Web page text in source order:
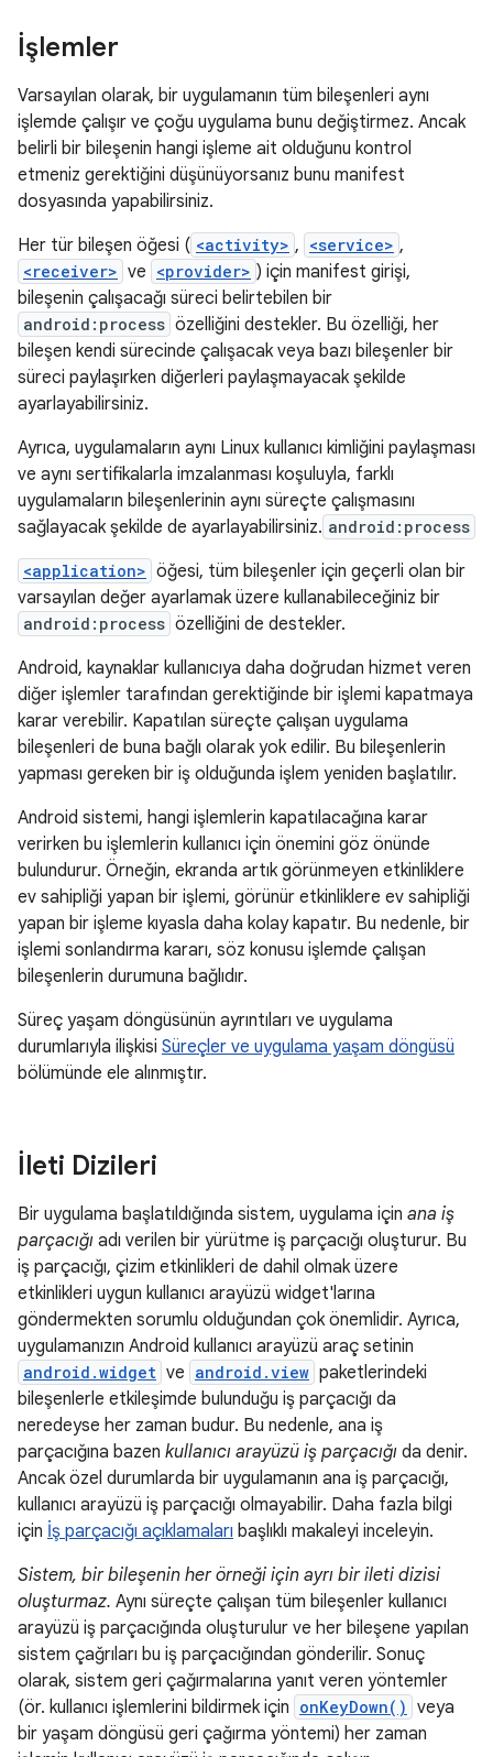
İşlemler
Varsayılan olarak, bir uygulamanın tüm bileşenleri aynı
işlemde çalışır ve çoğu uygulama bunu değiştirmez. Ancak
belirli bir bileşenin hangi işleme ait olduğunu kontrol
etmeniz gerektiğini düşünüyorsanız bunu manifest
dosyasında yapabilirsiniz.
Her tür bileşen öğesi ( <activity> , <service> ,
<receiver> ve <provider> ) için manifest girişi,
bileşenin çalışacağı süreci belirtebilen bir
android:process özelliğini destekler. Bu özelliği, her
bileşen kendi sürecinde çalışacak veya bazı bileşenler bir
süreci paylaşırken diğerleri paylaşmayacak şekilde
ayarlayabilirsiniz.
Ayrıca, uygulamaların aynı Linux kullanıcı kimliğini paylaşması
ve aynı sertifikalarla imzalanması koşuluyla, farklı
uygulamaların bileşenlerinin aynı süreçte çalışmasını
sağlayacak şekilde de ayarlayabilirsiniz. android:process
<application> öğesi, tüm bileşenler için geçerli olan bir
varsayılan değer ayarlamak üzere kullanabileceğiniz bir
android:process özelliğini de destekler.
Android, kaynaklar kullanıcıya daha doğrudan hizmet veren
diğer işlemler tarafından gerektiğinde bir işlemi kapatmaya
karar verebilir. Kapatılan süreçte çalışan uygulama
bileşenleri de buna bağlı olarak yok edilir. Bu bileşenlerin
yapması gereken bir iş olduğunda işlem yeniden başlatılır.
Android sistemi, hangi işlemlerin kapatılacağına karar
verirken bu işlemlerin kullanıcı için önemini göz önünde
bulundurur. Örneğin, ekranda artık görünmeyen etkinliklere
ev sahipliği yapan bir işlemi, görünür etkinliklere ev sahipliği
yapan bir işleme kıyasla daha kolay kapatır. Bu nedenle, bir
işlemi sonlandırma kararı, söz konusu işlemde çalışan
bileşenlerin durumuna bağlıdır.
Süreç yaşam döngüsünün ayrıntıları ve uygulama
durumlarıyla ilişkisi Süreçler ve uygulama yaşam döngüsü
bölümünde ele alınmıştır.
İleti Dizileri
Bir uygulama başlatıldığında sistem, uygulama için ana iş
parçacığı adı verilen bir yürütme iş parçacığı oluşturur. Bu
iş parçacığı, çizim etkinlikleri de dahil olmak üzere
etkinlikleri uygun kullanıcı arayüzü widget'larına
göndermekten sorumlu olduğundan çok önemlidir. Ayrıca,
uygulamanızın Android kullanıcı arayüzü araç setinin
android.widget ve android.view paketlerindeki
bileşenlerle etkileşimde bulunduğu iş parçacığı da
neredeyse her zaman budur. Bu nedenle, ana iş
parçacığına bazen kullanıcı arayüzü iş parçacığı da denir.
Ancak özel durumlarda bir uygulamanın ana iş parçacığı,
kullanıcı arayüzü iş parçacığı olmayabilir. Daha fazla bilgi
için İş parçacığı açıklamaları başlıklı makaleyi inceleyin.
Sistem, bir bileşenin her örneği için ayrı bir ileti dizisi
oluşturmaz. Aynı süreçte çalışan tüm bileşenler kullanıcı
arayüzü iş parçacığında oluşturulur ve her bileşene yapılan
sistem çağrıları bu iş parçacığından gönderilir. Sonuç
olarak, sistem geri çağırmalarına yanıt veren yöntemler
(ör. kullanıcı işlemlerini bildirmek için onKeyDown() veya
bir yaşam döngüsü geri çağırma yöntemi) her zaman